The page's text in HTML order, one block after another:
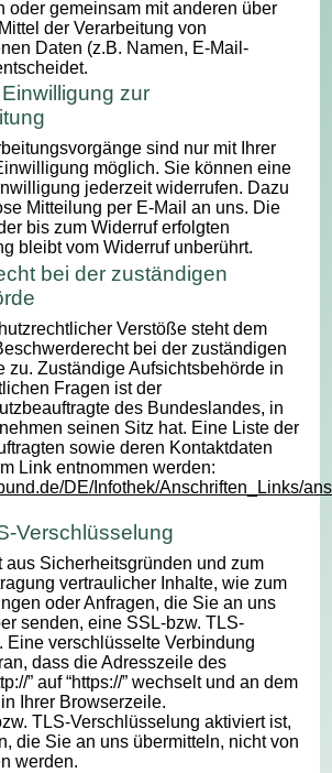
oder gemeinsam mit anderen über
der Verarbeitung von
Daten (z.B. Namen, E-Mail-
zur
sind nur mit Ihrer
möglich. Sie können eine
jederzeit widerrufen. Dazu
Mitteilung per E-Mail an uns. Die
bis zum Widerruf erfolgten
bleibt vom Widerruf unberührt.
bei der zuständigen
Verstöße steht dem
bei der zuständigen
zu. Zuständige Aufsichtsbehörde in
Fragen ist der
des Bundeslandes, in
seinen Sitz hat. Eine Liste der
sowie deren Kontaktdaten
Link entnommen werden:
DE/Infothek/Anschriften_Links/
Verschlüsselung
aus Sicherheitsgründen und zum
vertraulicher Inhalte, wie zum
oder Anfragen, die Sie an uns
senden, eine SSL-bzw. TLS-
Eine verschlüsselte Verbindung
dass die Adresszeile des
” auf “https://” wechselt und an dem
Ihrer Browserzeile.
TLS-Verschlüsselung aktiviert ist,
die Sie an uns übermitteln, nicht von
werden.